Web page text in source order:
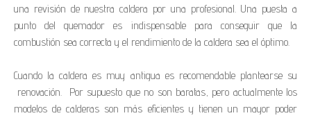
una revisión de nuestra caldera por una profesional. Una puesta a
punto del quemador es indispensable para conseguir que la
combustión sea correcta y el rendimiento de la caldera sea el óptimo.
Cuando la caldera es muy antigua es recomendable plantearse su
renovación. Por supuesto que no son baratas, pero actualmente los
modelos de calderas son más eficientes y tienen un mayor poder